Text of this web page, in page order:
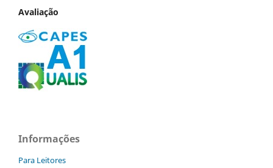
Avaliação
Informações
Para Leitores